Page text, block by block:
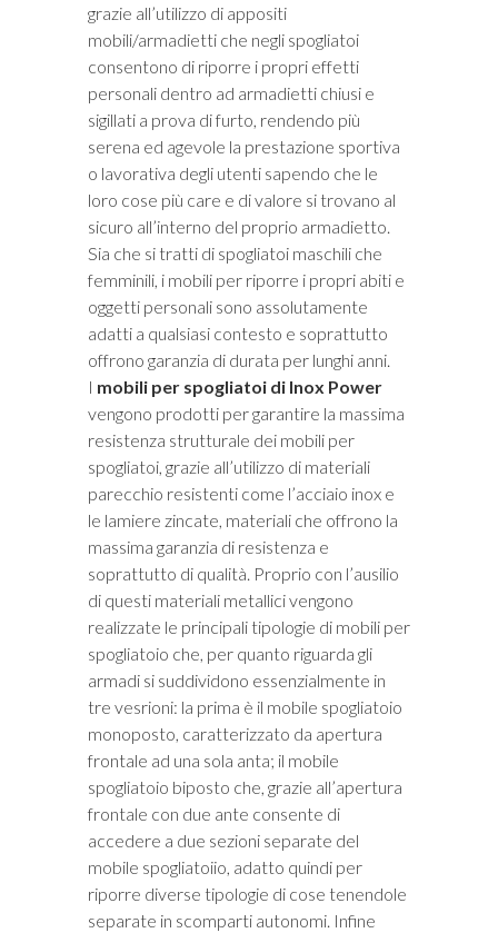
grazie all’utilizzo di appositi
mobili/armadietti che negli spogliatoi
consentono di riporre i propri effetti
personali dentro ad armadietti chiusi e
sigillati a prova di furto, rendendo più
serena ed agevole la prestazione sportiva
o lavorativa degli utenti sapendo che le
loro cose più care e di valore si trovano al
sicuro all’interno del proprio armadietto.
Sia che si tratti di spogliatoi maschili che
femminili, i mobili per riporre i propri abiti e
oggetti personali sono assolutamente
adatti a qualsiasi contesto e soprattutto
offrono garanzia di durata per lunghi anni.
I mobili per spogliatoi di Inox Power
vengono prodotti per garantire la massima
resistenza strutturale dei mobili per
spogliatoi, grazie all’utilizzo di materiali
parecchio resistenti come l’acciaio inox e
le lamiere zincate, materiali che offrono la
massima garanzia di resistenza e
soprattutto di qualità. Proprio con l’ausilio
di questi materiali metallici vengono
realizzate le principali tipologie di mobili per
spogliatoio che, per quanto riguarda gli
armadi si suddividono essenzialmente in
tre vesrioni: la prima è il mobile spogliatoio
monoposto, caratterizzato da apertura
frontale ad una sola anta; il mobile
spogliatoio biposto che, grazie all’apertura
frontale con due ante consente di
accedere a due sezioni separate del
mobile spogliatoiio, adatto quindi per
riporre diverse tipologie di cose tenendole
separate in scomparti autonomi. Infine